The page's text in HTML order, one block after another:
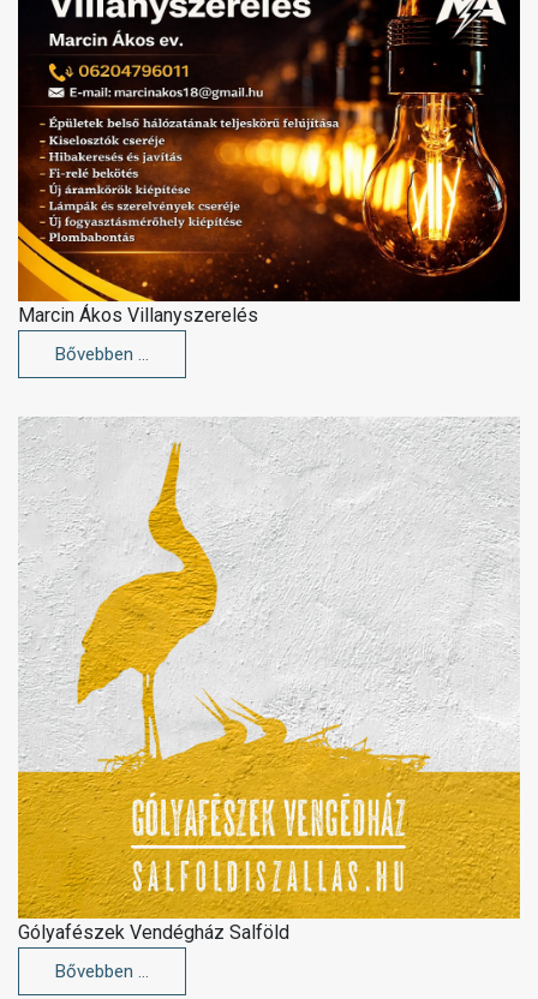
Marcin Ákos Villanyszerelés
Bővebben …
Gólyafészek Vendégház Salföld
Bővebben …